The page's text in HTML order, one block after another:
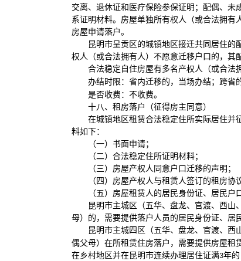
交离、退休证和医疗保险参保证明；配偶、
系证明材料。房屋单独所有权人（或合法拥
房屋申请落户。
昆明市呈贡区的城镇地区接迁共同居住
权人（或合法拥有人）不愿意迁移户口的，其
合法稳定自住房屋有多名产权人（或合法
办结时限：省内迁移的，当场办结；跨省
是否收费：不收费。
十八、租房落户（征得房主同意）
在城镇地区租赁合法稳定住所实际居住并
料如下：
（一）书面申请；
（二）合法稳定住所证明材料；
（三）房屋产权人同意户口迁移的声明；
（四）房屋产权人与租赁人签订的租房
（五）房屋租赁人的居民身份证、居民户
昆明市主城区（五华、盘龙、官渡、西
母）的，需要提供落户人员的居民身份证、居
昆明市主城四区（五华、盘龙、官渡、
偶父母）在所租赁住房落户，需要提供房屋租
在乡村地区并在昆明市连续办理居住证满3年